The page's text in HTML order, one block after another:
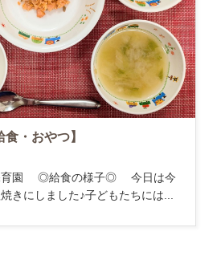
食・おやつ】
育園 ◎給食の様子◎ 今日は今
きにしました♪子どもたちには...